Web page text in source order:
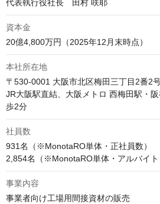
代表執行役社長　田村 咲耶
資本金
20億4,800万円（2025年12月末時点）
本社所在地
〒530-0001 大阪市北区梅田三丁目2番2
JR大阪駅直結、大阪メトロ 西梅田駅・
歩2分
社員数
931名（※MonotaRO単体・正社員数）
事業内容
事業者向け工場用間接資材の販売